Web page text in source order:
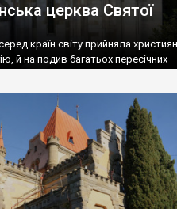
церква Святої
країн світу прийняла
й на подив багатьох пересічних